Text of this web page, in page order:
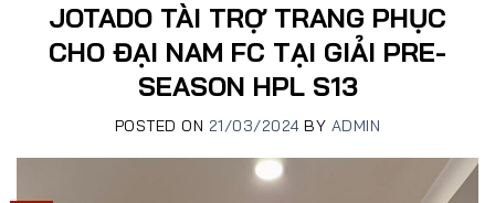
JOTADO TÀI TRỢ TRANG PHỤC
CHO ĐẠI NAM FC TẠI GIẢI PRE-
SEASON HPL S13
POSTED ON 21/03/2024 BY ADMIN